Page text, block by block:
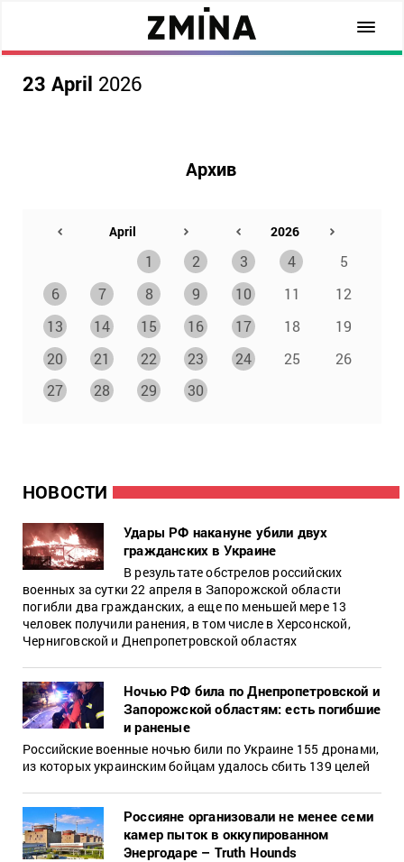
23 April 2026
НОВОСТИ
Удары РФ накануне убили двух
гражданских в Украине
В результате обстрелов российских
военных за сутки 22 апреля в Запорожской области
погибли два гражданских, а еще по меньшей мере 13
человек получили ранения, в том числе в Херсонской,
Черниговской и Днепропетровской областях
Ночью РФ била по Днепропетровской и
Запорожской областям: есть погибшие
и раненые
Российские военные ночью били по Украине 155 дронами,
из которых украинским бойцам удалось сбить 139 целей
Россияне организовали не менее семи
камер пыток в оккупированном
Энергодаре – Truth Hounds
Архив
1 2 3 4
5
6
7 8 9 10 11
12
13
14 15 16 17 18
19
20
21 22 23 24 25
26
27
28 29 30